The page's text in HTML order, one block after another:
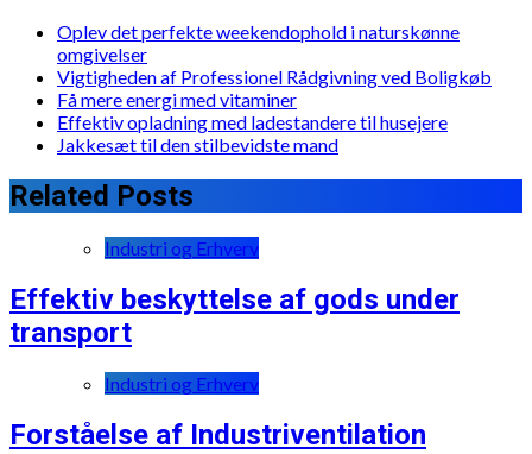
Oplev det perfekte weekendophold i naturskønne
omgivelser
Vigtigheden af Professionel Rådgivning ved Boligkøb
Få mere energi med vitaminer
Effektiv opladning med ladestandere til husejere
Jakkesæt til den stilbevidste mand
Related Posts
Industri og Erhverv
Effektiv beskyttelse af gods under
transport
Industri og Erhverv
Forståelse af Industriventilation